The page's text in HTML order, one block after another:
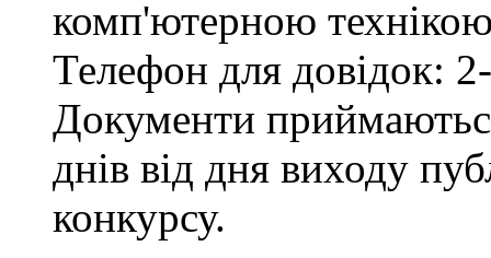
комп'ютерною
Телефон для довідок:
Документи
днів від дня виходу
конкурсу.